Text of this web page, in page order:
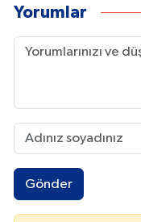
Yorumlar
Gönder